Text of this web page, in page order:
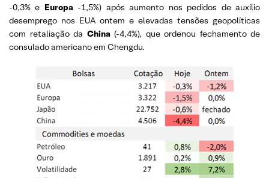
-0,3% e Europa-1,5%) após aumento nos pedidos de auxílio
desemprego nos EUA ontem e elevadas tensões geopolíticas
com retaliação da China (-4,4%), que ordenou fechamento de
consulado americano em Chengdu.